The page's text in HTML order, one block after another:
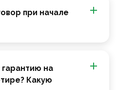
при начале
гарантию на
Какую